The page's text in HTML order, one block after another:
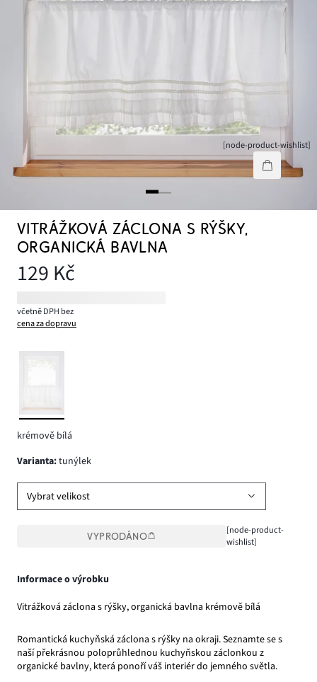
[node-product-wishlist]
VITRÁŽKOVÁ ZÁCLONA S RÝŠKY,
ORGANICKÁ BAVLNA
129 Kč
včetně DPH bez
cena za dopravu
krémově bílá
varianta:tunýlek
Vybrat velikost
VYPRODÁNO
[node-product-
wishlist]
Informace o výrobku
Vitrážková záclona s rýšky, organická bavlna krémově bílá
Romantická kuchyňská záclona s rýšky na okraji. Seznamte se s
naší překrásnou poloprůhlednou kuchyňskou záclonkou z
organické bavlny, která ponoří váš interiér do jemného světla.